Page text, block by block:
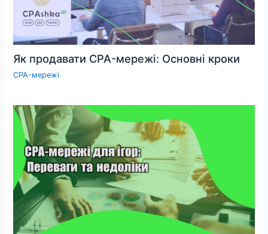
Як продавати CPA-мережі: Основні кроки
CPA-мережі